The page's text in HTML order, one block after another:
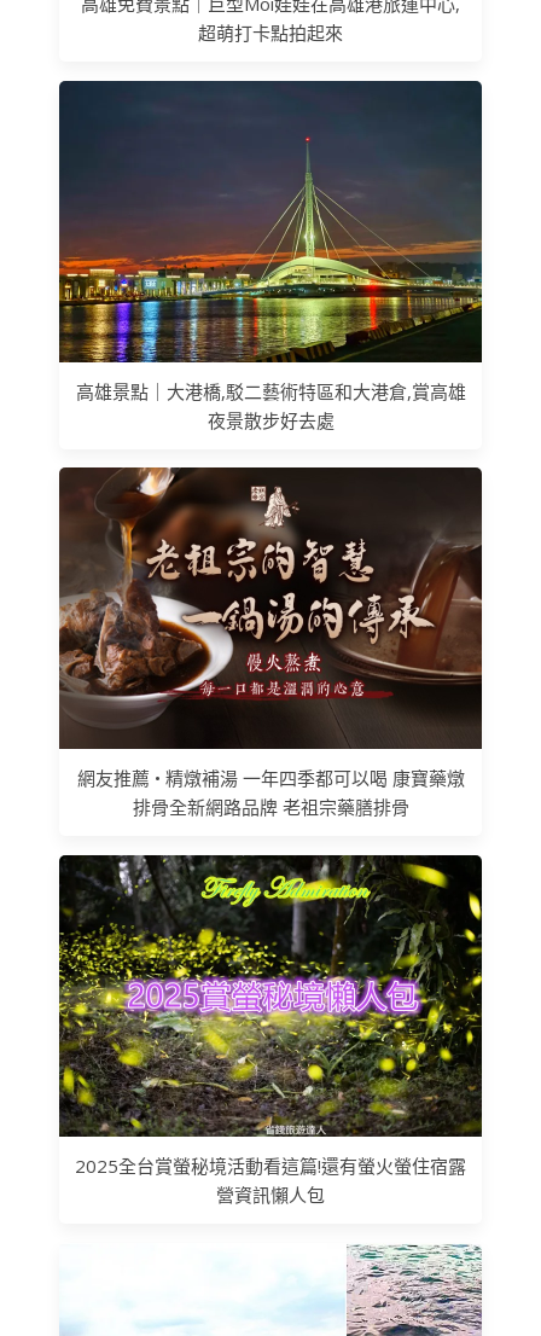
超萌打卡點拍起來
高雄景點｜大港橋,駁二藝術特區和大港倉,賞高雄
夜景散步好去處
網友推薦 • 精燉補湯 一年四季都可以喝 康寶藥燉
排骨全新網路品牌 老祖宗藥膳排骨
2025全台賞螢秘境活動看這篇!還有螢火螢住宿露
營資訊懶人包